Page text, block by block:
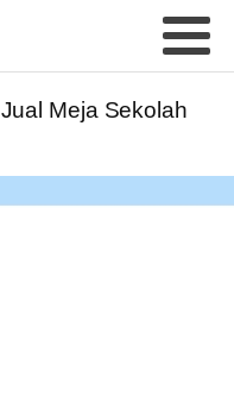
Jual Meja Sekolah